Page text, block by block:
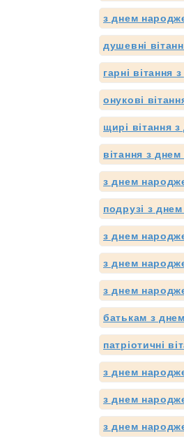
з днем
душевні
гарні вітання
онукові
щирі вітання
вітання з
з днем
подрузі з
з днем
з днем
з днем
батькам з
патріотичні
з днем
з днем
з днем